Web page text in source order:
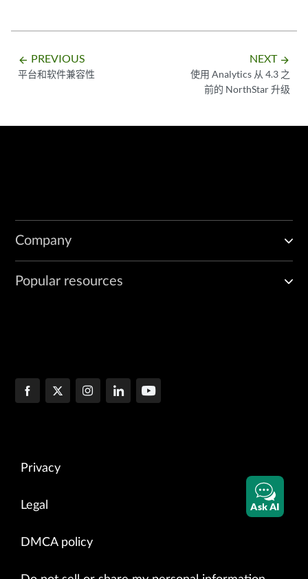
arrow_backward PREVIOUS
平台和软件兼容性
NEXT arrow_forward
使用 Analytics 从 4.3 之
前的 NorthStar 升级
Company
Popular resources
Privacy
Legal
DMCA policy
Ask AI